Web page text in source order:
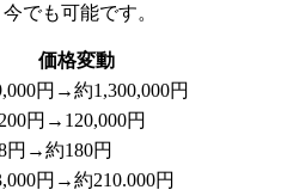
でも可能です。
価格変動
円→約1,300,000円
円→120,000円
円→約180円
円→約210.000円